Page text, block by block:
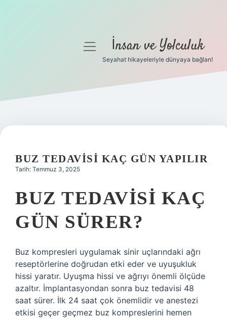
Gizlilik Politikası
Yasal Uyarı
menüyü İnsan ve Yolculuk
Seyahat hikayeleriyle dünyaya bağlan!
BUZ TEDAVISI KAÇ GÜN YAPILIR
Tarih: Temmuz 3, 2025
BUZ TEDAVISI KAÇ
GÜN SÜRER?
Buz kompresleri uygulamak sinir uçlarındaki ağrı
reseptörlerine doğrudan etki eder ve uyuşukluk
hissi yaratır. Uyuşma hissi ve ağrıyı önemli ölçüde
azaltır. İmplantasyondan sonra buz tedavisi 48
saat sürer. İlk 24 saat çok önemlidir ve anestezi
etkisi geçer geçmez buz kompreslerini hemen